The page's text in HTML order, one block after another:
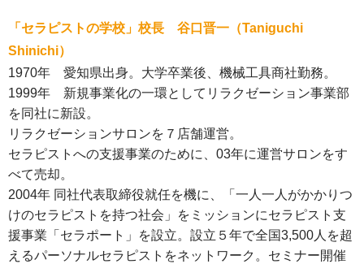
「セラピストの学校」校長 谷口晋一（Taniguchi
Shinichi）
1970年 愛知県出身。大学卒業後、機械工具商社勤務。
1999年 新規事業化の一環としてリラクゼーション事業部
を同社に新設。
リラクゼーションサロンを７店舗運営。
セラピストへの支援事業のために、03年に運営サロンをす
べて売却。
2004年 同社代表取締役就任を機に、「一人一人がかかりつ
けのセラピストを持つ社会」をミッションにセラピスト支
援事業「セラポート」を設立。設立５年で全国3,500人を超
えるパーソナルセラピストをネットワーク。セミナー開催